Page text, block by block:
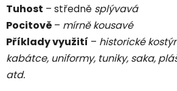
Tuhost – středně splývavá
Pocitově – mírně kousavé
Příklady využití – historické
kabátce, uniformy, tuniky, saka,
atd.